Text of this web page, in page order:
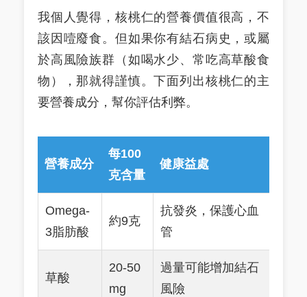
我個人覺得，核桃仁的營養價值很高，不
該因噎廢食。但如果你有結石病史，或屬
於高風險族群（如喝水少、常吃高草酸食
物），那就得謹慎。下面列出核桃仁的主
要營養成分，幫你評估利弊。
營養成分
每100
克含量
健康益處
Omega-
3脂肪酸
約9克
抗發炎，保護心血
管
草酸
20-50
mg
過量可能增加結石
風險